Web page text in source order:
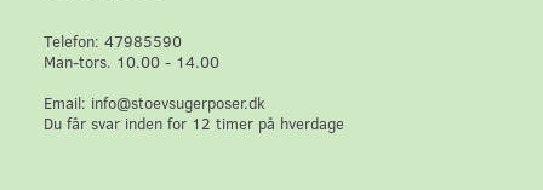
Telefon: 47985590
Man-tors. 10.00 - 14.00
Email: info@stoevsugerposer.dk
Du får svar inden for 12 timer på hverdage